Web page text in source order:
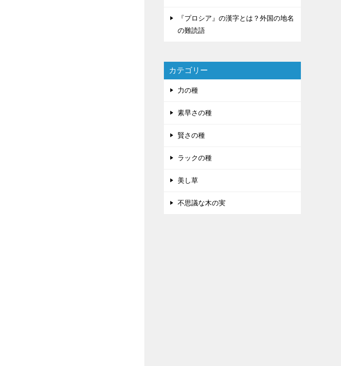
『プロシア』の漢字とは？外国の地名
の難読語
カテゴリー
力の種
素早さの種
賢さの種
ラックの種
美し草
不思議な木の実